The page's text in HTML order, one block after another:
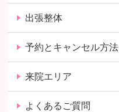
出張整体
予約とキャンセル方法
来院エリア
よくあるご質問